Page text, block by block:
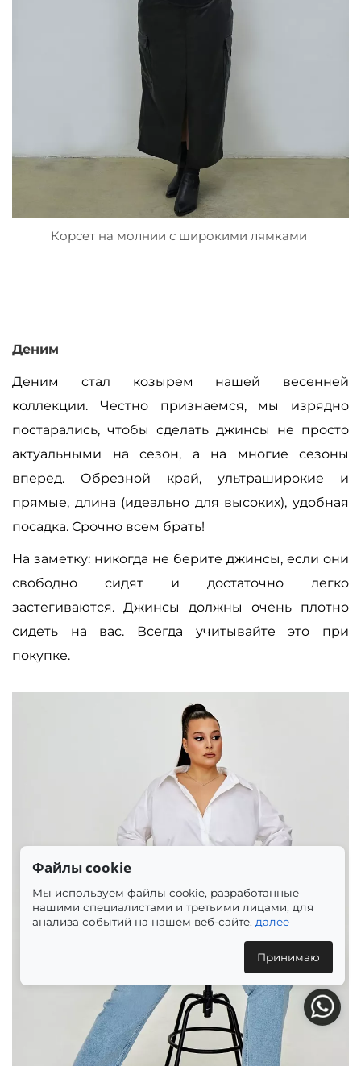
Корсет на молнии с широкими лямками
Деним
Деним стал козырем нашей весенней
коллекции. Честно признаемся, мы изрядно
постарались, чтобы сделать джинсы не просто
актуальными на сезон, а на многие сезоны
вперед. Обрезной край, ультраширокие и
прямые, длина (идеально для высоких), удобная
посадка. Срочно всем брать!
На заметку: никогда не берите джинсы, если они
свободно сидят и достаточно легко
застегиваются. Джинсы должны очень плотно
сидеть на вас. Всегда учитывайте это при
покупке.
Файлы cookie
Мы используем файлы cookie, разработанные
нашими специалистами и третьими лицами, для
анализа событий на нашем веб-сайте. далее
Принимаю